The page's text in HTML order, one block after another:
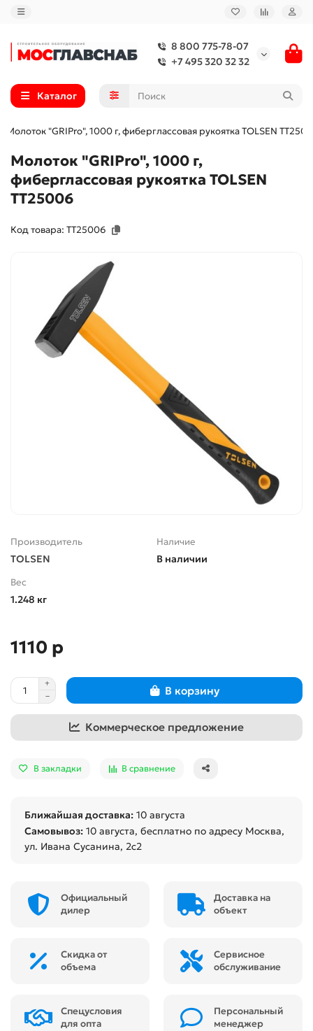
8 800 775-78-07
+7 495 320 32 32
Каталог
Молоток "GRIPro", 1000 г, фиберглаcсовая рукоятка TOLSEN
Молоток "GRIPro", 1000 г,
фиберглаcсовая рукоятка TOLSEN
TT25006
Код товара: TT25006
Производитель
TOLSEN
Наличие
В наличии
Вес
1.248 кг
1110 р
В корзину
Коммерческое предложение
В закладки В сравнение
Ближайшая доставка: 10 августа
Самовывоз: 10 августа, бесплатно по адресу Москва,
ул. Ивана Сусанина, 2с2
Официальный
дилер
Доставка на
объект
Скидка от
объема
Сервисное
обслуживание
Спецусловия
для опта
Персональный
менеджер